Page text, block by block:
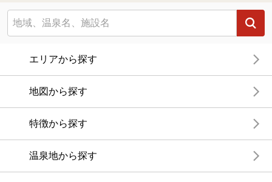
エリアから探す
地図から探す
特徴から探す
温泉地から探す